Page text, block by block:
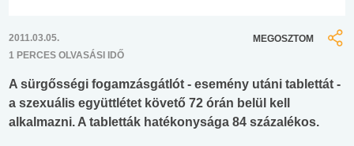
2011.03.05.
1 PERCES OLVASÁSI IDŐ
MEGOSZTOM
A sürgősségi fogamzásgátlót - esemény utáni tablettát -
a szexuális együttlétet követő 72 órán belül kell
alkalmazni. A tabletták hatékonysága 84 százalékos.